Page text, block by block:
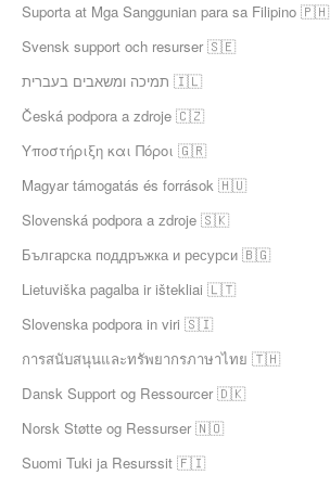
Suporta at Mga Sanggunian para sa Filipino 🇵🇭
Svensk support och resurser 🇸🇪
תמיכה ומשאבים בעברית 🇮🇱
Česká podpora a zdroje 🇨🇿
Υποστήριξη και Πόροι 🇬🇷
Magyar támogatás és források 🇭🇺
Slovenská podpora a zdroje 🇸🇰
Българска поддръжка и ресурси 🇧🇬
Lietuviška pagalba ir ištekliai 🇱🇹
Slovenska podpora in viri 🇸🇮
การสนับสนุนและทรัพยากรภาษาไทย 🇹🇭
Dansk Support og Ressourcer 🇩🇰
Norsk Støtte og Ressurser 🇳🇴
Suomi Tuki ja Resurssit 🇫🇮